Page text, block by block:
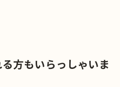
方もいらっしゃいま